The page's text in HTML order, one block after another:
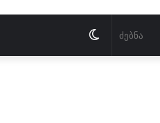
Switch